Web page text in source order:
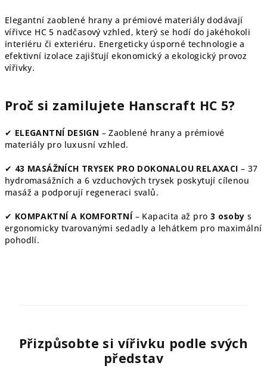
Elegantní zaoblené hrany a prémiové materiály dodávají
vířivce HC 5 nadčasový vzhled, který se hodí do jakéhokoli
interiéru či exteriéru. Energeticky úsporné technologie a
efektivní izolace zajišťují ekonomický a ekologický provoz
vířivky.
Proč si zamilujete Hanscraft HC 5?
✔ ELEGANTNÍ DESIGN – Zaoblené hrany a prémiové
materiály pro luxusní vzhled.
✔ 43 MASÁŽNÍCH TRYSEK PRO DOKONALOU RELAXACI – 37
hydromasážních a 6 vzduchových trysek poskytují cílenou
masáž a podporují regeneraci svalů.
✔ KOMPAKTNÍ A KOMFORTNÍ– Kapacita až pro 3 osoby s
ergonomicky tvarovanými sedadly a lehátkem pro maximální
pohodlí.
Přizpůsobte si vířivku podle svých
představ